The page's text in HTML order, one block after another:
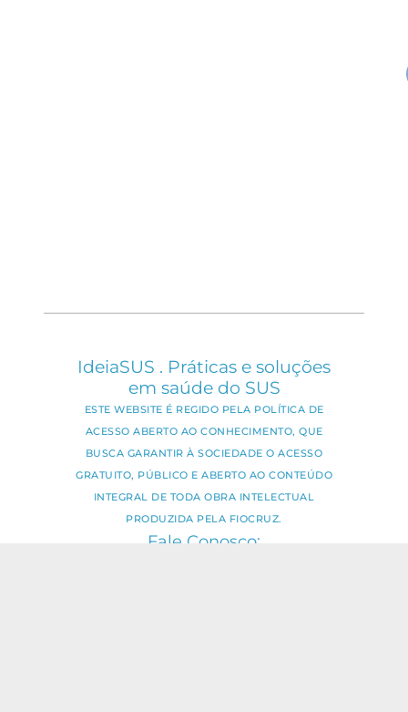
IdeiaSUS . Práticas e soluções
em saúde do SUS
ESTE WEBSITE É REGIDO PELA POLÍTICA DE
ACESSO ABERTO AO CONHECIMENTO, QUE
BUSCA GARANTIR À SOCIEDADE O ACESSO
GRATUITO, PÚBLICO E ABERTO AO CONTEÚDO
INTEGRAL DE TODA OBRA INTELECTUAL
PRODUZIDA PELA FIOCRUZ.
Fale Conosco: